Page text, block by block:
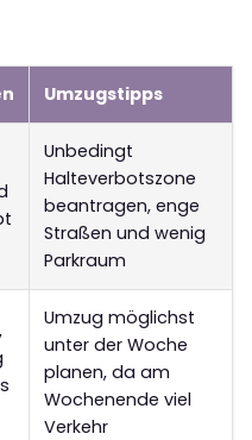
Umzugstipps
Unbedingt
Halteverbotszone
beantragen, enge
Straßen und wenig
Parkraum
Umzug möglichst
unter der Woche
planen, da am
Wochenende viel
Verkehr